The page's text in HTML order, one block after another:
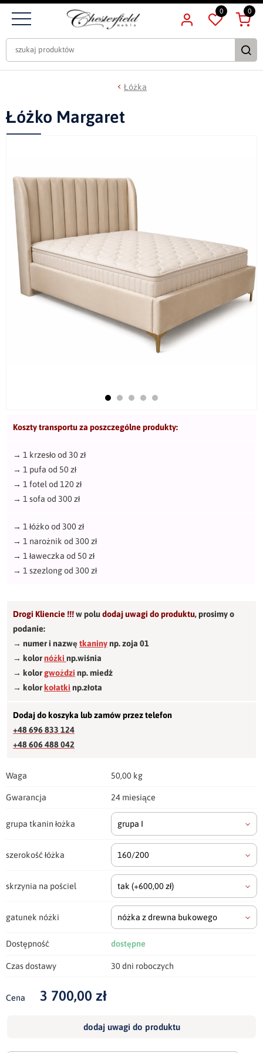
0 0
Łóżka
Łóżko Margaret
Koszty transportu za poszczególne produkty:
→ 1 krzesło od 30 zł
→ 1 pufa od 50 zł
→ 1 fotel od 120 zł
→ 1 sofa od 300 zł
→ 1 łóżko od 300 zł
→ 1 narożnik od 300 zł
→ 1 ławeczka od 50 zł
→ 1 szezlong od 300 zł
Drogi Kliencie !!!w poludodaj uwagi do produktu,prosimy o
podanie:
→ numer i nazwętkaninynp. zoja 01
→ kolornóżki np.wiśnia
→ kolorgwożdzi np. miedź
→ kolorkołatki np.złota
Dodaj do koszyka lub zamów przez telefon
+48 696 833 124
+48 606 488 042
Waga 50,00 kg
Gwarancja 24 miesiące
grupa tkanin łożka grupa I
szerokość łóżka 160/200
skrzynia na pościel tak (+600,00 zł)
gatunek nóżki nóżka z drewna bukowego
Dostępność dostępne
Czas dostawy 30 dni roboczych
Cena 3 700,00 zł
dodaj uwagi do produktu